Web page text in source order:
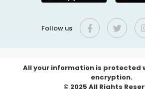
Follow us
All your information is protected
encryption.
© 2025 All Rights